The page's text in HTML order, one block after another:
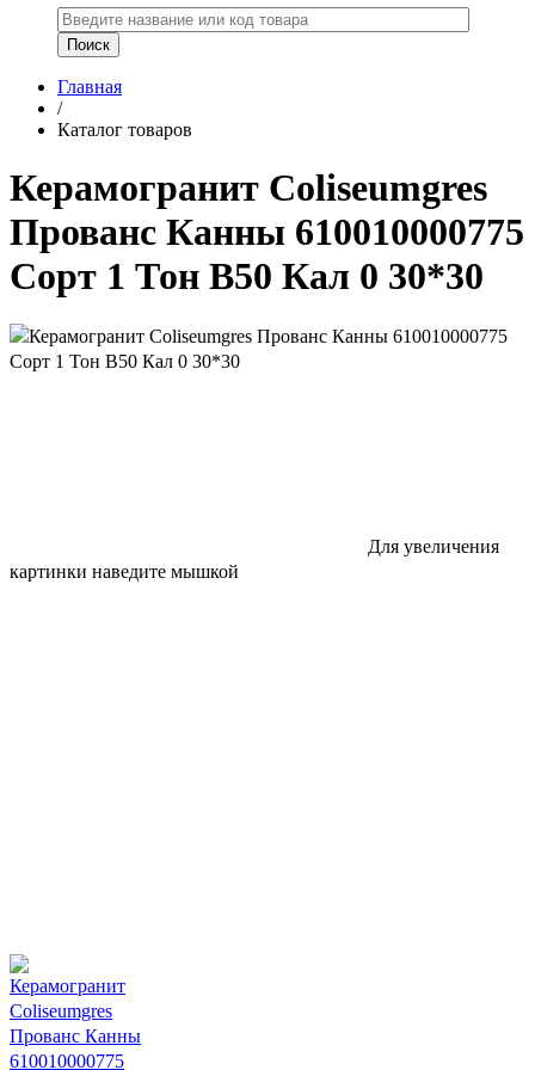
Главная
/
Каталог товаров
Керамогранит Coliseumgres
Прованс Канны 610010000775
Сорт 1 Тон B50 Кал 0 30*30
Для увеличения
картинки наведите мышкой